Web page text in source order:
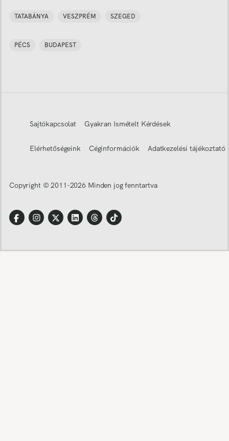
TATABÁNYA VESZPRÉM SZEGED
PÉCS BUDAPEST
Sajtókapcsolat Gyakran Ismételt Kérdések
Elérhetőségeink Céginformációk Adatkezelési tájékoztató
Copyright © 2011-2026 Minden jog fenntartva